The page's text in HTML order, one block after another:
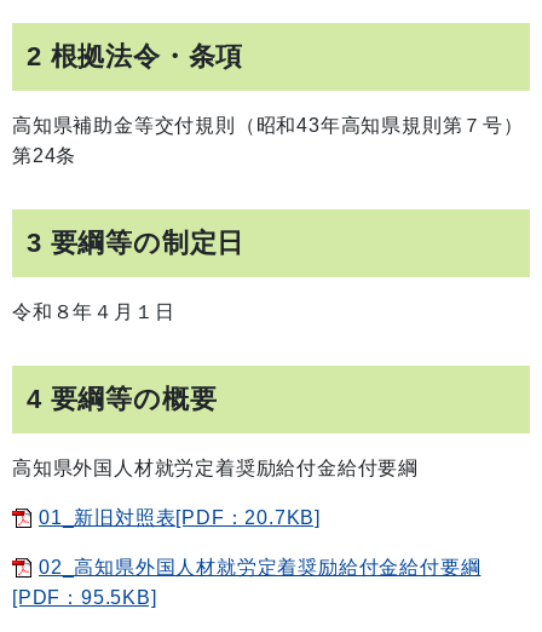
2 根拠法令・条項
高知県補助金等交付規則（昭和43年高知県規則第７号）
第24条
3 要綱等の制定日
令和８年４月１日
4 要綱等の概要
高知県外国人材就労定着奨励給付金給付要綱
01_新旧対照表[PDF：20.7KB]
02_高知県外国人材就労定着奨励給付金給付要綱
[PDF：95.5KB]